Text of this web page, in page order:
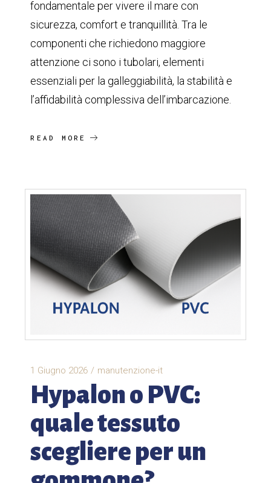
fondamentale per vivere il mare con
sicurezza, comfort e tranquillità. Tra le
componenti che richiedono maggiore
attenzione ci sono i tubolari, elementi
essenziali per la galleggiabilità, la stabilità e
l’affidabilità complessiva dell’imbarcazione.
READ MORE
1 Giugno 2026 manutenzione-it
Hypalon o PVC:
quale tessuto
scegliere per un